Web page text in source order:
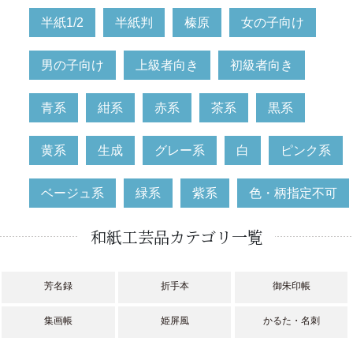
半紙1/2 半紙判 榛原 女の子向け
男の子向け 上級者向き 初級者向き
青系 紺系 赤系 茶系 黒系
黄系 生成 グレー系 白 ピンク系
ベージュ系 緑系 紫系 色・柄指定不可
和紙工芸品カテゴリ一覧
芳名録 折手本 御朱印帳
集画帳 姫屏風 かるた・名刺